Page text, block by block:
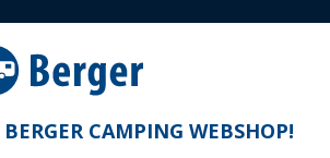
CAMPING WEBSHOP!